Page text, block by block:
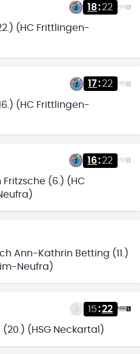
18:22
(HC Frittlingen-
17:22
(HC Frittlingen-
16:22
(6.) (HC
Ann-Kathrin Betting (11.)
Neufra)
15:22
(HSG Neckartal)